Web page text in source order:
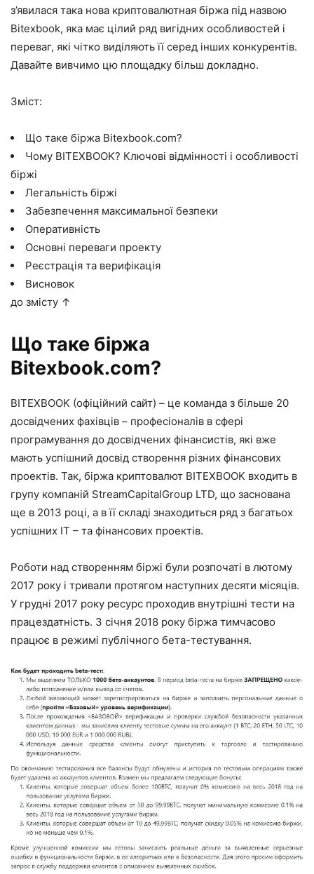
з’явилася така нова криптовалютная біржа під назвою
Bitexbook, яка має цілий ряд вигідних особливостей і
переваг, які чітко виділяють її серед інших конкурентів.
Давайте вивчимо цю площадку більш докладно.
Зміст:
Що таке біржа Bitexbook.com?
Чому BITEXBOOK? Ключові відмінності і особливості
біржі
Легальність біржі
Забезпечення максимальної безпеки
Оперативність
Основні переваги проекту
Реєстрація та верифікація
Висновок
до змісту ↑
Що таке біржа
Bitexbook.com?
BITEXBOOK (офіційний сайт) – це команда з більше 20
досвідчених фахівців – професіоналів в сфері
програмування до досвідчених фінансистів, які вже
мають успішний досвід створення різних фінансових
проектів. Так, біржа криптовалют BITEXBOOK входить в
групу компаній StreamCapitalGroup LTD, що заснована
ще в 2013 році, а в її складі знаходиться ряд з багатьох
успішних IT – та фінансових проектів.
Роботи над створенням біржі були розпочаті в лютому
2017 року і тривали протягом наступних десяти місяців.
У грудні 2017 року ресурс проходив внутрішні тести на
працездатність. З січня 2018 року біржа тимчасово
працює в режимі публічного бета-тестування.